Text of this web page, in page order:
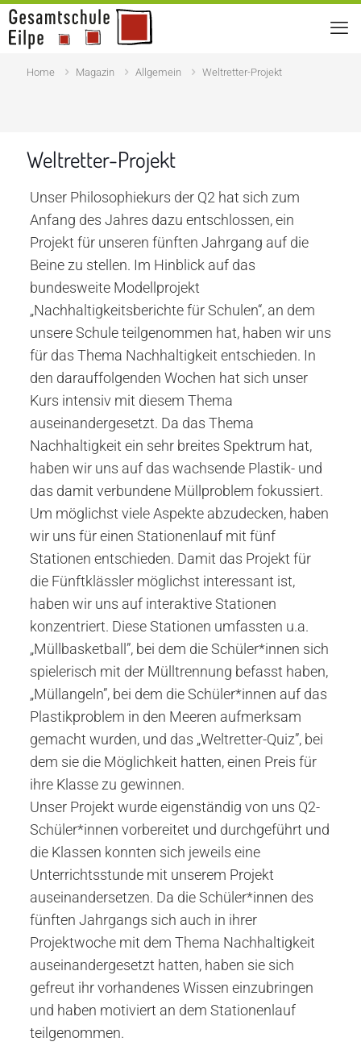
Home Magazin Allgemein Weltretter-Projekt
Weltretter-Projekt
Unser Philosophiekurs der Q2 hat sich zum
Anfang des Jahres dazu entschlossen, ein
Projekt für unseren fünften Jahrgang auf die
Beine zu stellen. Im Hinblick auf das
bundesweite Modellprojekt
„Nachhaltigkeitsberichte für Schulen“, an dem
unsere Schule teilgenommen hat, haben wir uns
für das Thema Nachhaltigkeit entschieden. In
den darauffolgenden Wochen hat sich unser
Kurs intensiv mit diesem Thema
auseinandergesetzt. Da das Thema
Nachhaltigkeit ein sehr breites Spektrum hat,
haben wir uns auf das wachsende Plastik- und
das damit verbundene Müllproblem fokussiert.
Um möglichst viele Aspekte abzudecken, haben
wir uns für einen Stationenlauf mit fünf
Stationen entschieden. Damit das Projekt für
die Fünftklässler möglichst interessant ist,
haben wir uns auf interaktive Stationen
konzentriert. Diese Stationen umfassten u.a.
„Müllbasketball”, bei dem die Schüler*innen sich
spielerisch mit der Mülltrennung befasst haben,
„Müllangeln”, bei dem die Schüler*innen auf das
Plastikproblem in den Meeren aufmerksam
gemacht wurden, und das „Weltretter-Quiz”, bei
dem sie die Möglichkeit hatten, einen Preis für
ihre Klasse zu gewinnen.
Unser Projekt wurde eigenständig von uns Q2-
Schüler*innen vorbereitet und durchgeführt und
die Klassen konnten sich jeweils eine
Unterrichtsstunde mit unserem Projekt
auseinandersetzen. Da die Schüler*innen des
fünften Jahrgangs sich auch in ihrer
Projektwoche mit dem Thema Nachhaltigkeit
auseinandergesetzt hatten, haben sie sich
gefreut ihr vorhandenes Wissen einzubringen
und haben motiviert an dem Stationenlauf
teilgenommen.